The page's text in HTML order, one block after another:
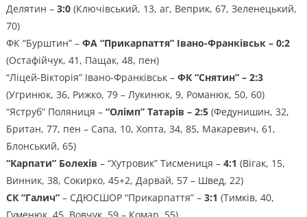
Делятин – 3:0 (Ключівський, 13, аг, Веприк, 67, Зеленецький,
70)
ФК “Бурштин” – ФА “Прикарпаття” Івано-Франківськ – 0:2
(Остафійчук, 41, Пащак, 48, пен)
“Ліцей-Вікторія” Івано-Франківськ – ФК “Снятин” – 2:3
(Угринюк, 36, Рижко, 79 – Лукинюк, 9, Романюк, 50, 60)
“Яструб” Поляниця – “Олімп” Татарів – 2:5(Федунишин, 32,
Британ, 77, пен – Сапа, 10, Хопта, 34, 85, Макаревич, 61,
Блонський, 65)
“Карпати” Болехів – “Хутровик” Тисмениця – 4:1 (Вігак, 15,
Винник, 38, Сокирко, 45+2, Дарвай, 57 – Швед, 22)
СК “Галич”– СДЮСШОР “Прикарпаття” – 3:1 (Тимків, 40,
Гуменюк, 45, Вовчук, 59 – Комар, 55)